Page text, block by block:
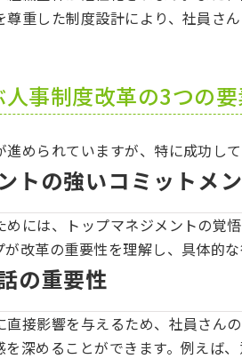
重した制度設計により、社員さ
事制度改革の3つの
められていますが、特に成功し
トの強いコミットメ
めには、トップマネジメントの覚
改革の重要性を理解し、具体的
の重要性
直接影響を与えるため、社員さん
深めることができます。例えば